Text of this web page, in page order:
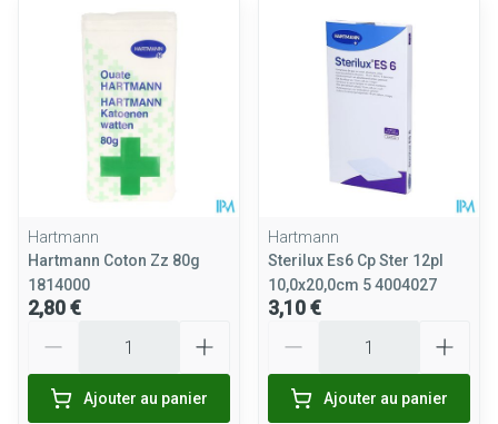
Hartmann
Hartmann Coton Zz 80g
1814000
2,80 €
Ajouter au panier
Hartmann
Sterilux Es6 Cp Ster 12pl
10,0x20,0cm 5 4004027
3,10 €
Ajouter au panier